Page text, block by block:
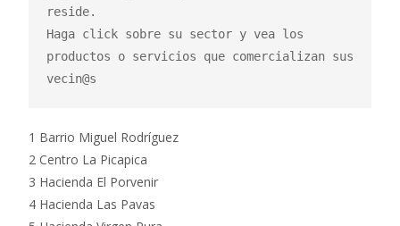
reside.
Haga click sobre su sector y vea los
productos o servicios que comercializan sus
vecin@s
1 Barrio Miguel Rodríguez
2 Centro La Picapica
3 Hacienda El Porvenir
4 Hacienda Las Pavas